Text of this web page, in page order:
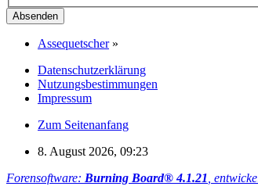
Assequetscher »
Datenschutzerklärung
Nutzungsbestimmungen
Impressum
Zum Seitenanfang
8. August 2026, 09:23
Forensoftware: Burning Board® 4.1.21 ,